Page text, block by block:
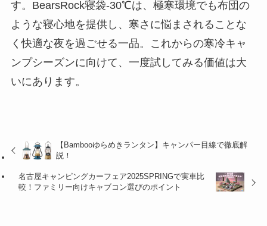
す。BearsRock寝袋-30℃は、極寒環境でも布団の
ような寝心地を提供し、寒さに悩まされることな
く快適な夜を過ごせる一品。これからの寒冷キャ
ンプシーズンに向けて、一度試してみる価値は大
いにあります。
【Bambooゆらめきランタン】キャンパー目線で徹底解
説！
名古屋キャンピングカーフェア2025SPRINGで実車比
較！ファミリー向けキャブコン選びのポイント